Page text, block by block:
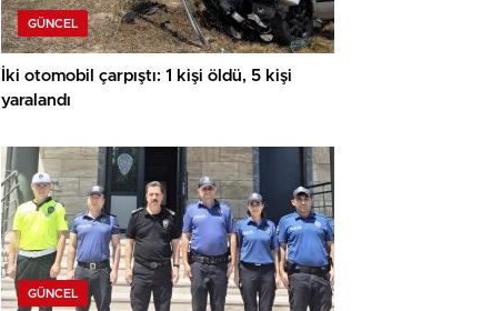
GÜNCEL
İki otomobil çarpıştı: 1 kişi öldü, 5 kişi
yaralandı
GÜNCEL